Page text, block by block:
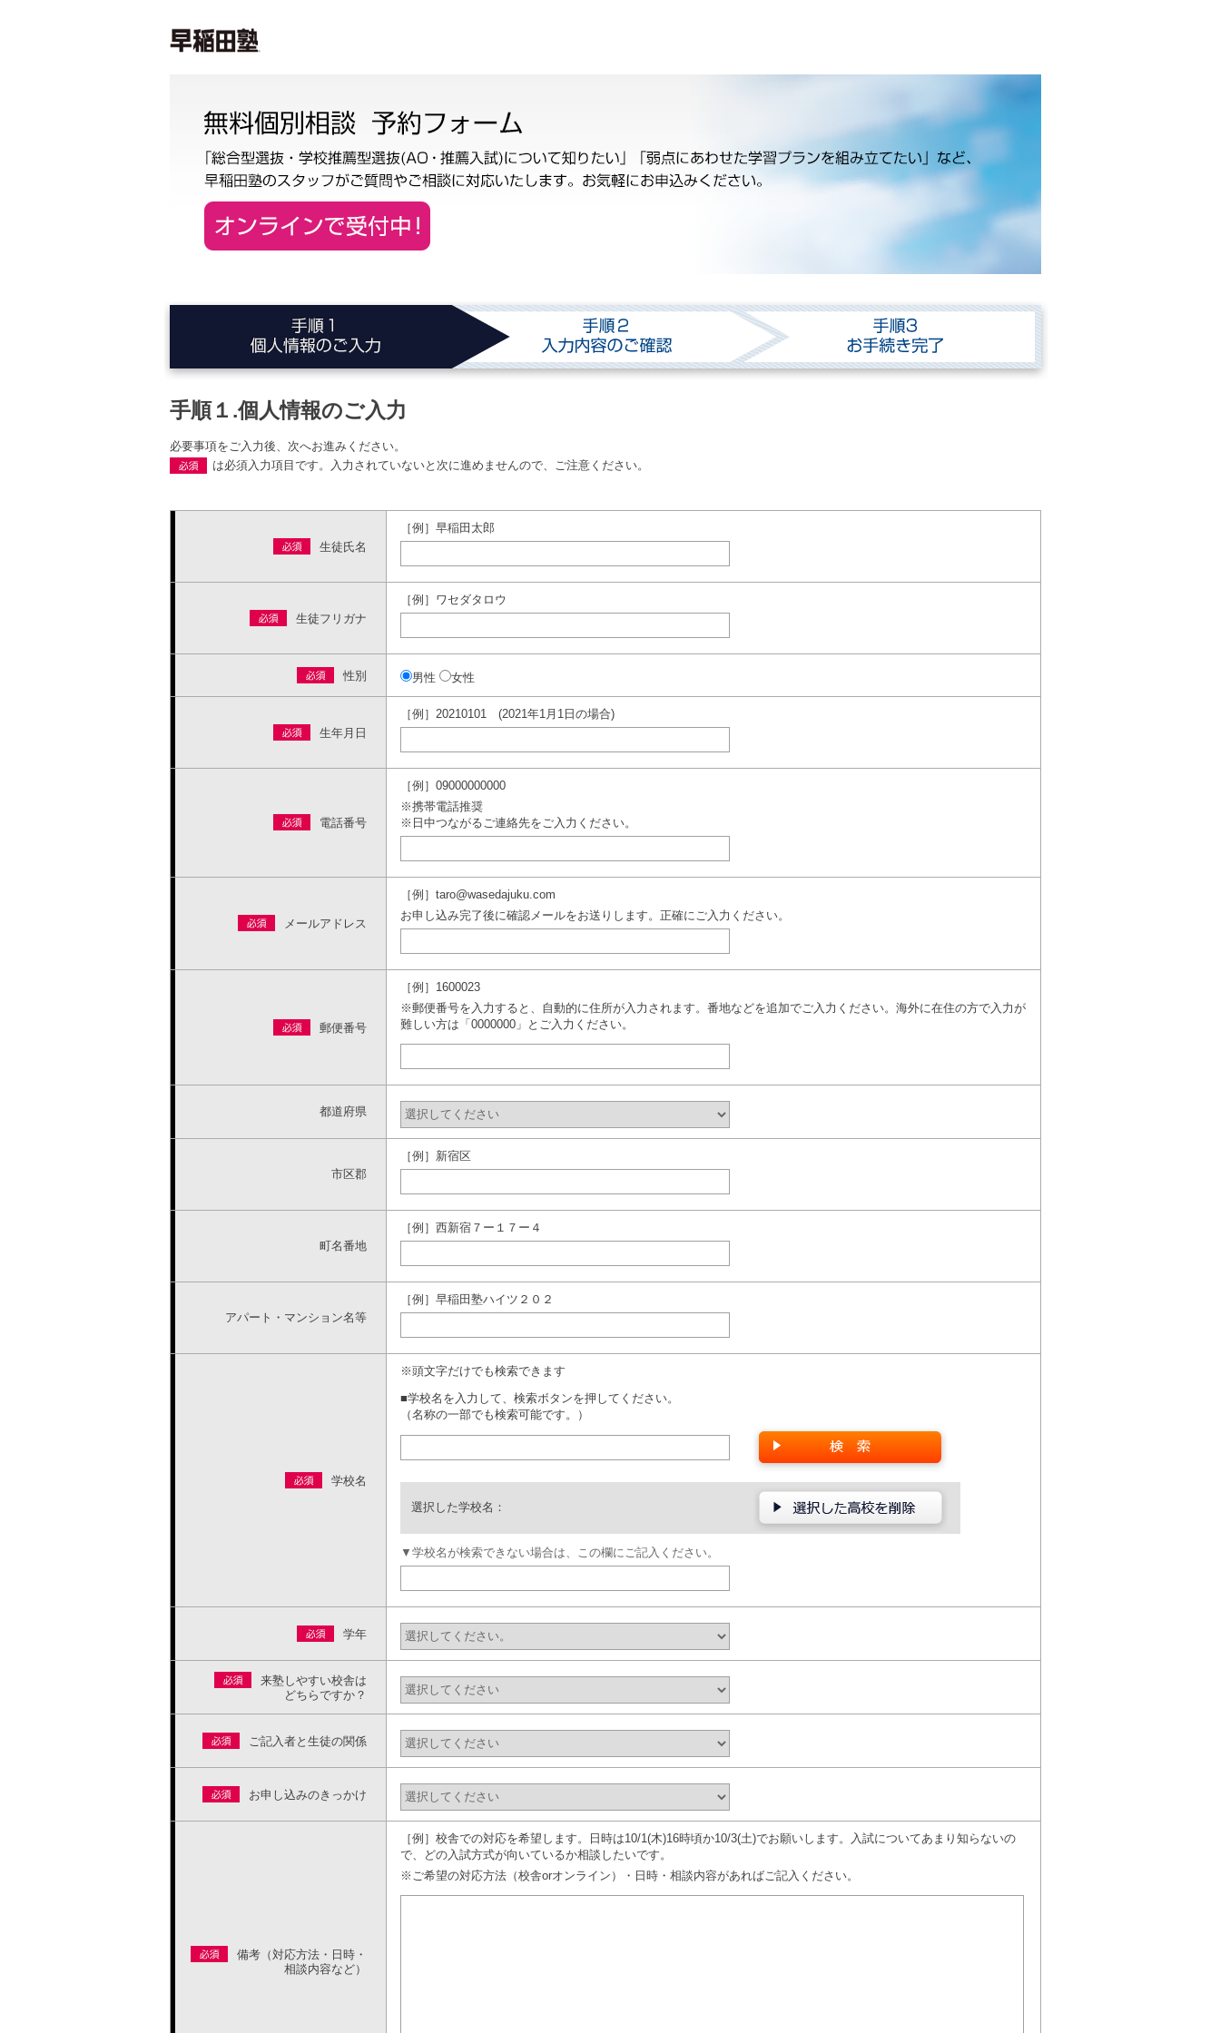
手順１.個人情報のご入力
必要事項をご入力後、次へお進みください。
は必須入力項目です。入力されていないと次に進めませんので、ご注意ください。
生徒氏名
［例］早稲田太郎
生徒フリガナ
［例］ワセダタロウ
性別 男性 女性
生年月日
［例］20210101 (2021年1月1日の場合)
電話番号
［例］09000000000
※携帯電話推奨
※日中つながるご連絡先をご入力ください。
メールアドレス
［例］taro@wasedajuku.com
お申し込み完了後に確認メールをお送りします。正確にご入力ください。
郵便番号
［例］1600023
※郵便番号を入力すると、自動的に住所が入力されます。番地などを追加でご入力ください。海外に在住の方で入力が
難しい方は「0000000」とご入力ください。
都道府県
市区郡
［例］新宿区
町名番地
［例］西新宿７ー１７ー４
アパート・マンション名等
［例］早稲田塾ハイツ２０２
学校名
※頭文字だけでも検索できます
■学校名を入力して、検索ボタンを押してください。
（名称の一部でも検索可能です。）
選択した学校名：
▼学校名が検索できない場合は、この欄にご記入ください。
学年
来塾しやすい校舎は
どちらですか？
ご記入者と生徒の関係
お申し込みのきっかけ
備考（対応方法・日時・
相談内容など）
［例］校舎での対応を希望します。日時は10/1(木)16時頃か10/3(土)でお願いします。入試についてあまり知らないの
で、どの入試方式が向いているか相談したいです。
※ご希望の対応方法（校舎orオンライン）・日時・相談内容があればご記入ください。